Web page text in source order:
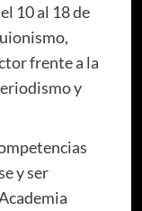
10 al 18 de
frente a la
y
y ser